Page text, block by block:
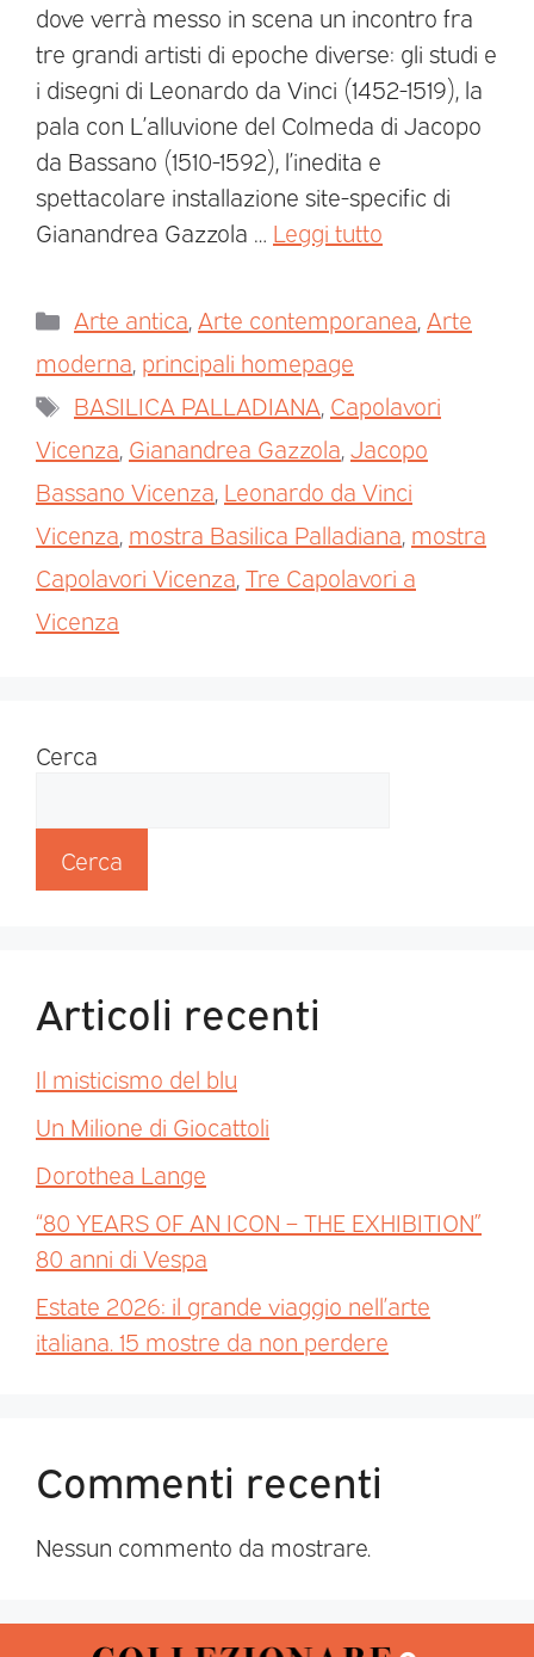
dove verrà messo in scena un incontro fra
tre grandi artisti di epoche diverse: gli studi e
i disegni di Leonardo da Vinci (1452-1519), la
pala con L’alluvione del Colmeda di Jacopo
da Bassano (1510-1592), l’inedita e
spettacolare installazione site-specific di
Gianandrea Gazzola … Leggi tutto
Arte antica, Arte contemporanea, Arte
moderna, principali homepage
BASILICA PALLADIANA, Capolavori
Vicenza, Gianandrea Gazzola,Jacopo
Bassano Vicenza, Leonardo da Vinci
Vicenza, mostra Basilica Palladiana, mostra
Capolavori Vicenza,Tre Capolavori a
Vicenza
Cerca
Cerca
Articoli recenti
Il misticismo del blu
Un Milione di Giocattoli
Dorothea Lange
“80 YEARS OF AN ICON – THE EXHIBITION”
80 anni di Vespa
Estate 2026: il grande viaggio nell’arte
italiana. 15 mostre da non perdere
Commenti recenti
Nessun commento da mostrare.